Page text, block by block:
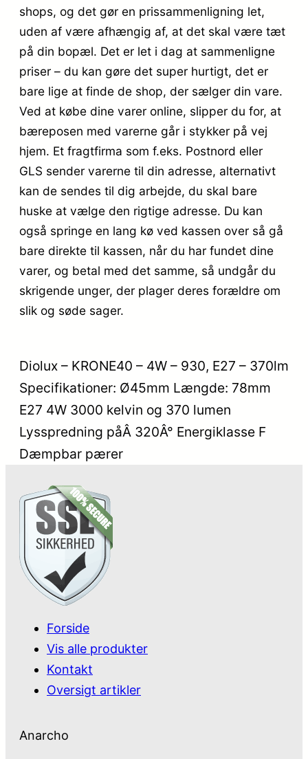
shops, og det gør en prissammenligning let,
uden af være afhængig af, at det skal være tæt
på din bopæl. Det er let i dag at sammenligne
priser – du kan gøre det super hurtigt, det er
bare lige at finde de shop, der sælger din vare.
Ved at købe dine varer online, slipper du for, at
bæreposen med varerne går i stykker på vej
hjem. Et fragtfirma som f.eks. Postnord eller
GLS sender varerne til din adresse, alternativt
kan de sendes til dig arbejde, du skal bare
huske at vælge den rigtige adresse. Du kan
også springe en lang kø ved kassen over så gå
bare direkte til kassen, når du har fundet dine
varer, og betal med det samme, så undgår du
skrigende unger, der plager deres forældre om
slik og søde sager.
Diolux – KRONE40 – 4W – 930, E27 – 370lm
Specifikationer: Ø45mm Længde: 78mm
E27 4W 3000 kelvin og 370 lumen
Lysspredning påÂ 320Â° Energiklasse F
Dæmpbar pærer
Forside
Vis alle produkter
Kontakt
Oversigt artikler
Anarcho